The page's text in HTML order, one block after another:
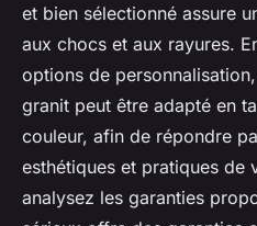
et bien sélectionné assure
aux chocs et aux rayures.
options de
granit peut être adapté en
couleur, afin de répondre
esthétiques et pratiques de
analysez les garanties